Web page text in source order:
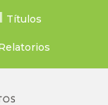
Títulos